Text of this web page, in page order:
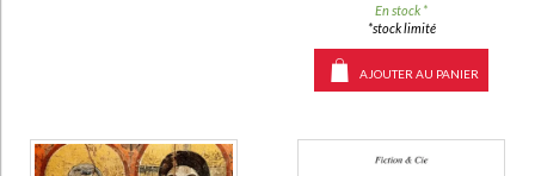
En stock *
*stock limité
AJOUTER AU PANIER